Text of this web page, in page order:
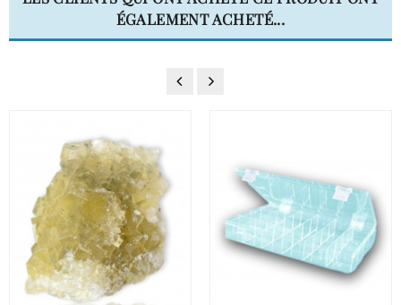
ÉGALEMENT ACHETÉ...